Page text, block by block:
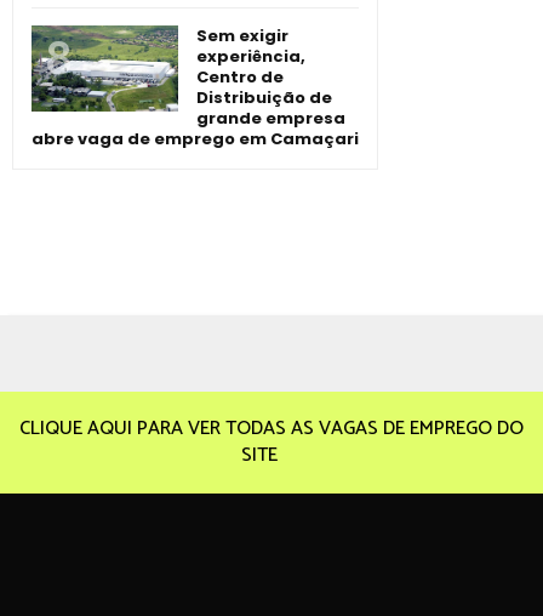
Sem exigir
experiência,
Centro de
Distribuição de
grande empresa
abre vaga de emprego em Camaçari
CLIQUE AQUI PARA VER TODAS AS VAGAS DE EMPREGO DO
SITE